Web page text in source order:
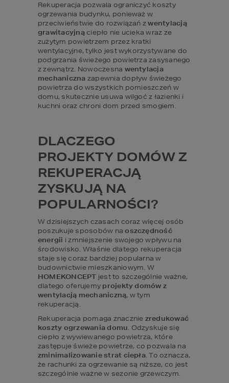
Rekuperacja pozwala ograniczyć koszty
ogrzewania budynku, ponieważ w
przeciwieństwie do rozwiązań z wentylacją
grawitacyjną ciepło nie ucieka wraz ze
zużytym powietrzem przez kratki
wentylacyjne, tylko jest wykorzystywane do
podgrzania świeżego powietrza zasysanego
z zewnątrz. Nowoczesna wentylacja
mechaniczna zapewnia dopływ świeżego
powietrza do wszystkich pomieszczeń w
domu, skutecznie usuwa wilgoć z łazienki i
kuchni oraz chroni dom przed smogiem.
DLACZEGO
PROJEKTY DOMÓW Z
REKUPERACJĄ
ZYSKUJĄ NA
POPULARNOŚCI?
W dzisiejszych czasach coraz więcej osób
poszukuje sposobów na oszczędność
energii i zmniejszenie swojego wpływu na
środowisko. Właśnie dlatego rekuperacja
staje się coraz bardziej popularna w
budownictwie mieszkaniowym. W
HOMEKONCEPT jest to szczególnie ważne,
dlatego oferujemy projekty domów z
wentylacją mechaniczną, w tym
rekuperacją.
Rekuperacja pomaga znacznie zredukować
koszty ogrzewania domu. Odzyskuje się
ciepło z wywiewanego powietrza, które
zminimalizowanie strat ciepła. To oznacza,
że rachunki za ogrzewanie są niższe, co jest
szczególnie ważne w sezonie grzewczym.